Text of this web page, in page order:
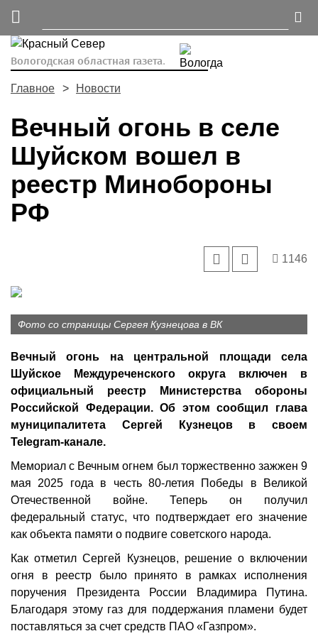
Вологодская областная газета.
Главное Новости
Вечный огонь в селе
Шуйском вошел в
реестр Минобороны
РФ
1146
Фото со страницы Сергея Кузнецова в ВК
Вечный огонь на центральной площади села
Шуйское Междуреченского округа включен в
официальный реестр Министерства обороны
Российской Федерации. Об этом сообщил глава
муниципалитета Сергей Кузнецов в своем
Telegram-канале.
Мемориал с Вечным огнем был торжественно зажжен 9
мая 2025 года в честь 80-летия Победы в Великой
Отечественной войне. Теперь он получил
федеральный статус, что подтверждает его значение
как объекта памяти о подвиге советского народа.
Как отметил Сергей Кузнецов, решение о включении
огня в реестр было принято в рамках исполнения
поручения Президента России Владимира Путина.
Благодаря этому газ для поддержания пламени будет
поставляться за счет средств ПАО «Газпром».